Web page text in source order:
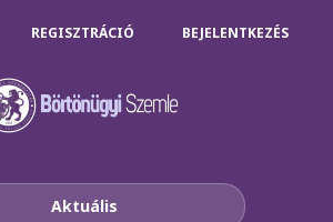
Aktuális
REGISZTRÁCIÓ BEJELENTKEZÉS